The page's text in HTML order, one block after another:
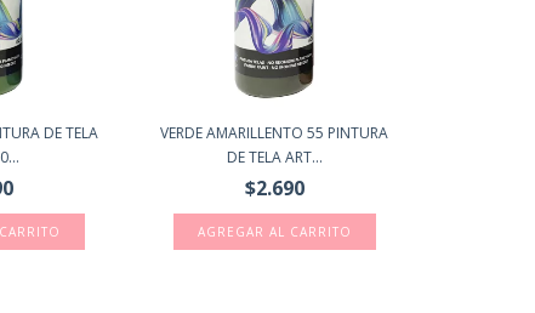
DE TELA
VERDE AMARILLENTO 55 PINTURA
DE TELA ART...
$2.690